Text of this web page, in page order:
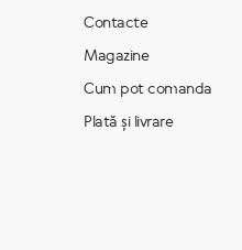
Contacte
Magazine
Cum pot comanda
Plată și livrare